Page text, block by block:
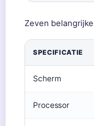
Zeven
SPECIFICATIE
Scherm
Processor